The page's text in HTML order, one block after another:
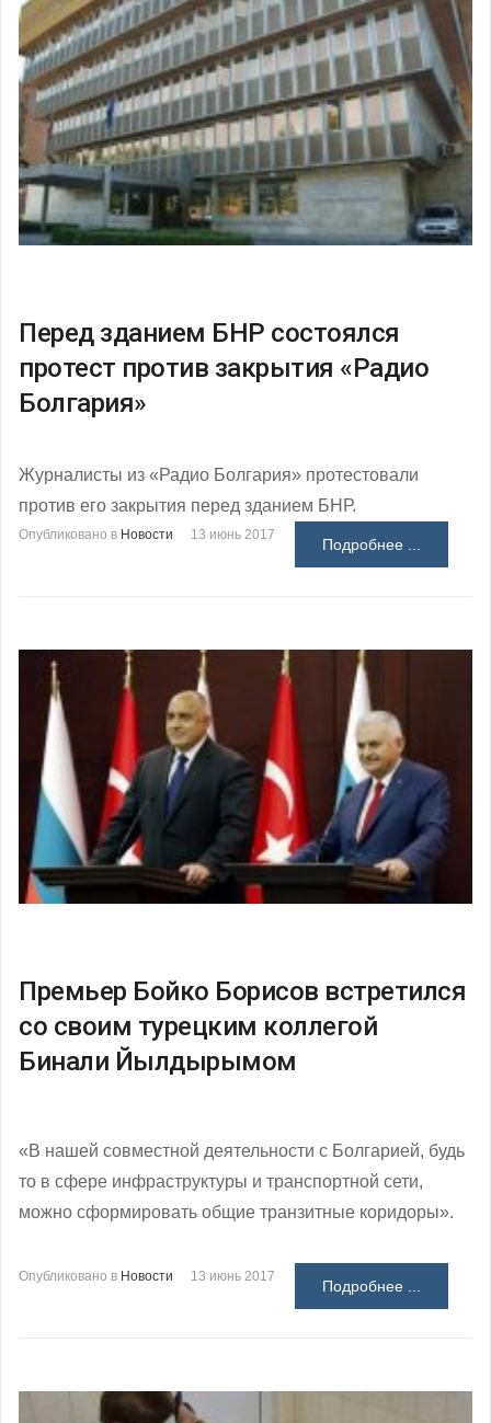
Перед зданием БНР состоялся
протест против закрытия «Радио
Болгария»
Журналисты из «Радио Болгария» протестовали
против его закрытия перед зданием БНР.
Опубликовано в Новости 13 июнь 2017
Подробнее ...
Премьер Бойко Борисов встретился
со своим турецким коллегой
Бинали Йылдырымом
«В нашей совместной деятельности с Болгарией, будь
то в сфере инфраструктуры и транспортной сети,
можно сформировать общие транзитные коридоры».
Опубликовано в Новости 13 июнь 2017
Подробнее ...